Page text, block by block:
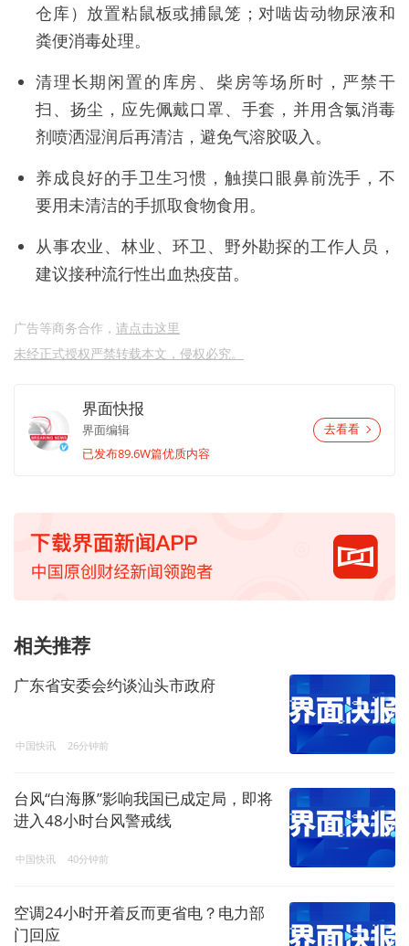
仓库）放置粘鼠板或捕鼠笼；对啮齿动物尿液和
粪便消毒处理。
清理长期闲置的库房、柴房等场所时，严禁干
扫、扬尘，应先佩戴口罩、手套，并用含氯消毒
剂喷洒湿润后再清洁，避免气溶胶吸入。
养成良好的手卫生习惯，触摸口眼鼻前洗手，不
要用未清洁的手抓取食物食用。
从事农业、林业、环卫、野外勘探的工作人员，
建议接种流行性出血热疫苗。
广告等商务合作， 请点击这里
未经正式授权严禁转载本文，侵权必究。
界面快报
界面编辑
已发布89.6W篇优质内容
去看看
相关推荐
广东省安委会约谈汕头市政府
中国快讯 26分钟前
台风“白海豚”影响我国已成定局，即将
进入48小时台风警戒线
中国快讯 40分钟前
空调24小时开着反而更省电？电力部
门回应